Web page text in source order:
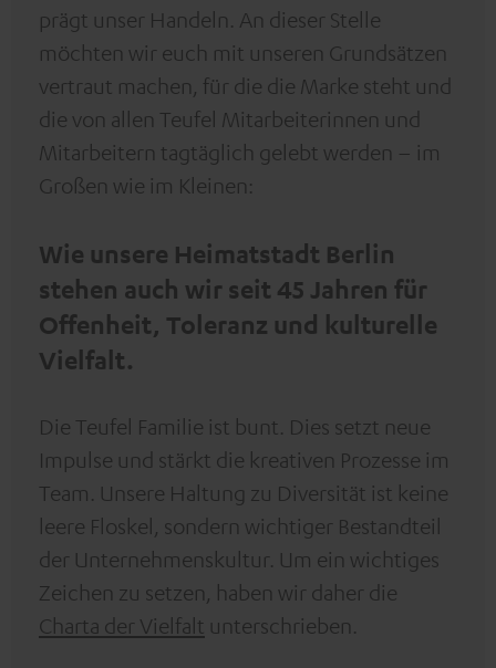
prägt unser Handeln. An dieser Stelle
möchten wir euch mit unseren Grundsätzen
vertraut machen, für die die Marke steht und
die von allen Teufel Mitarbeiterinnen und
Mitarbeitern tagtäglich gelebt werden – im
Großen wie im Kleinen:
Wie unsere Heimatstadt Berlin
stehen auch wir seit 45 Jahren für
Offenheit, Toleranz und kulturelle
Vielfalt.
Die Teufel Familie ist bunt. Dies setzt neue
Impulse und stärkt die kreativen Prozesse im
Team. Unsere Haltung zu Diversität ist keine
leere Floskel, sondern wichtiger Bestandteil
der Unternehmenskultur. Um ein wichtiges
Zeichen zu setzen, haben wir daher die
Charta der Vielfalt unterschrieben.